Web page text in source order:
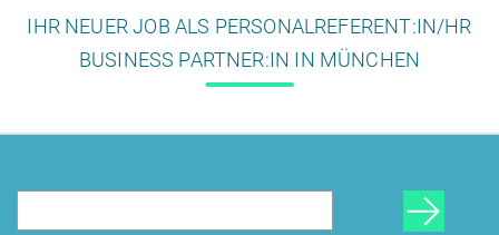
Personalvermittlung
IHR NEUER JOB ALS PERSONALREFERENT:IN/HR
BUSINESS PARTNER:IN IN MÜNCHEN